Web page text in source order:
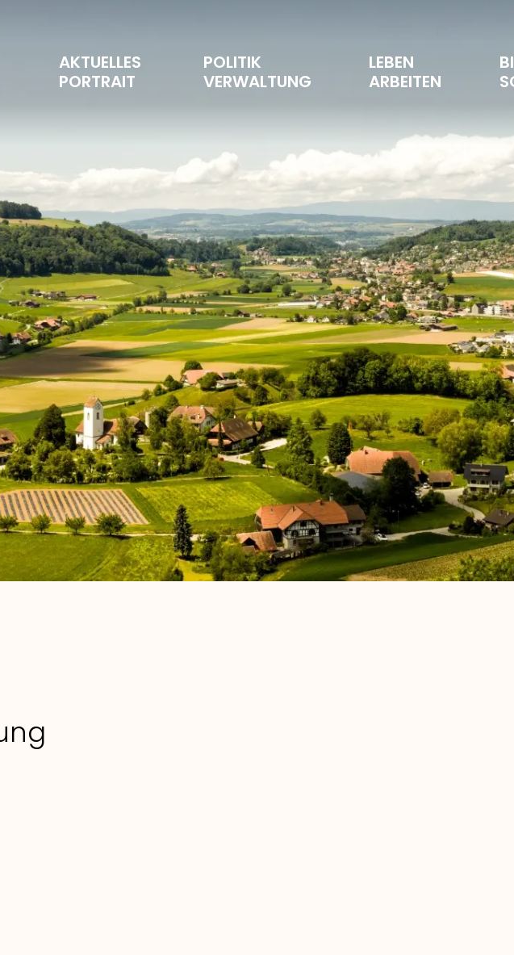
AKTUELLES
PORTRAIT
POLITIK
VERWALTUNG
LEBEN
ARBEITEN